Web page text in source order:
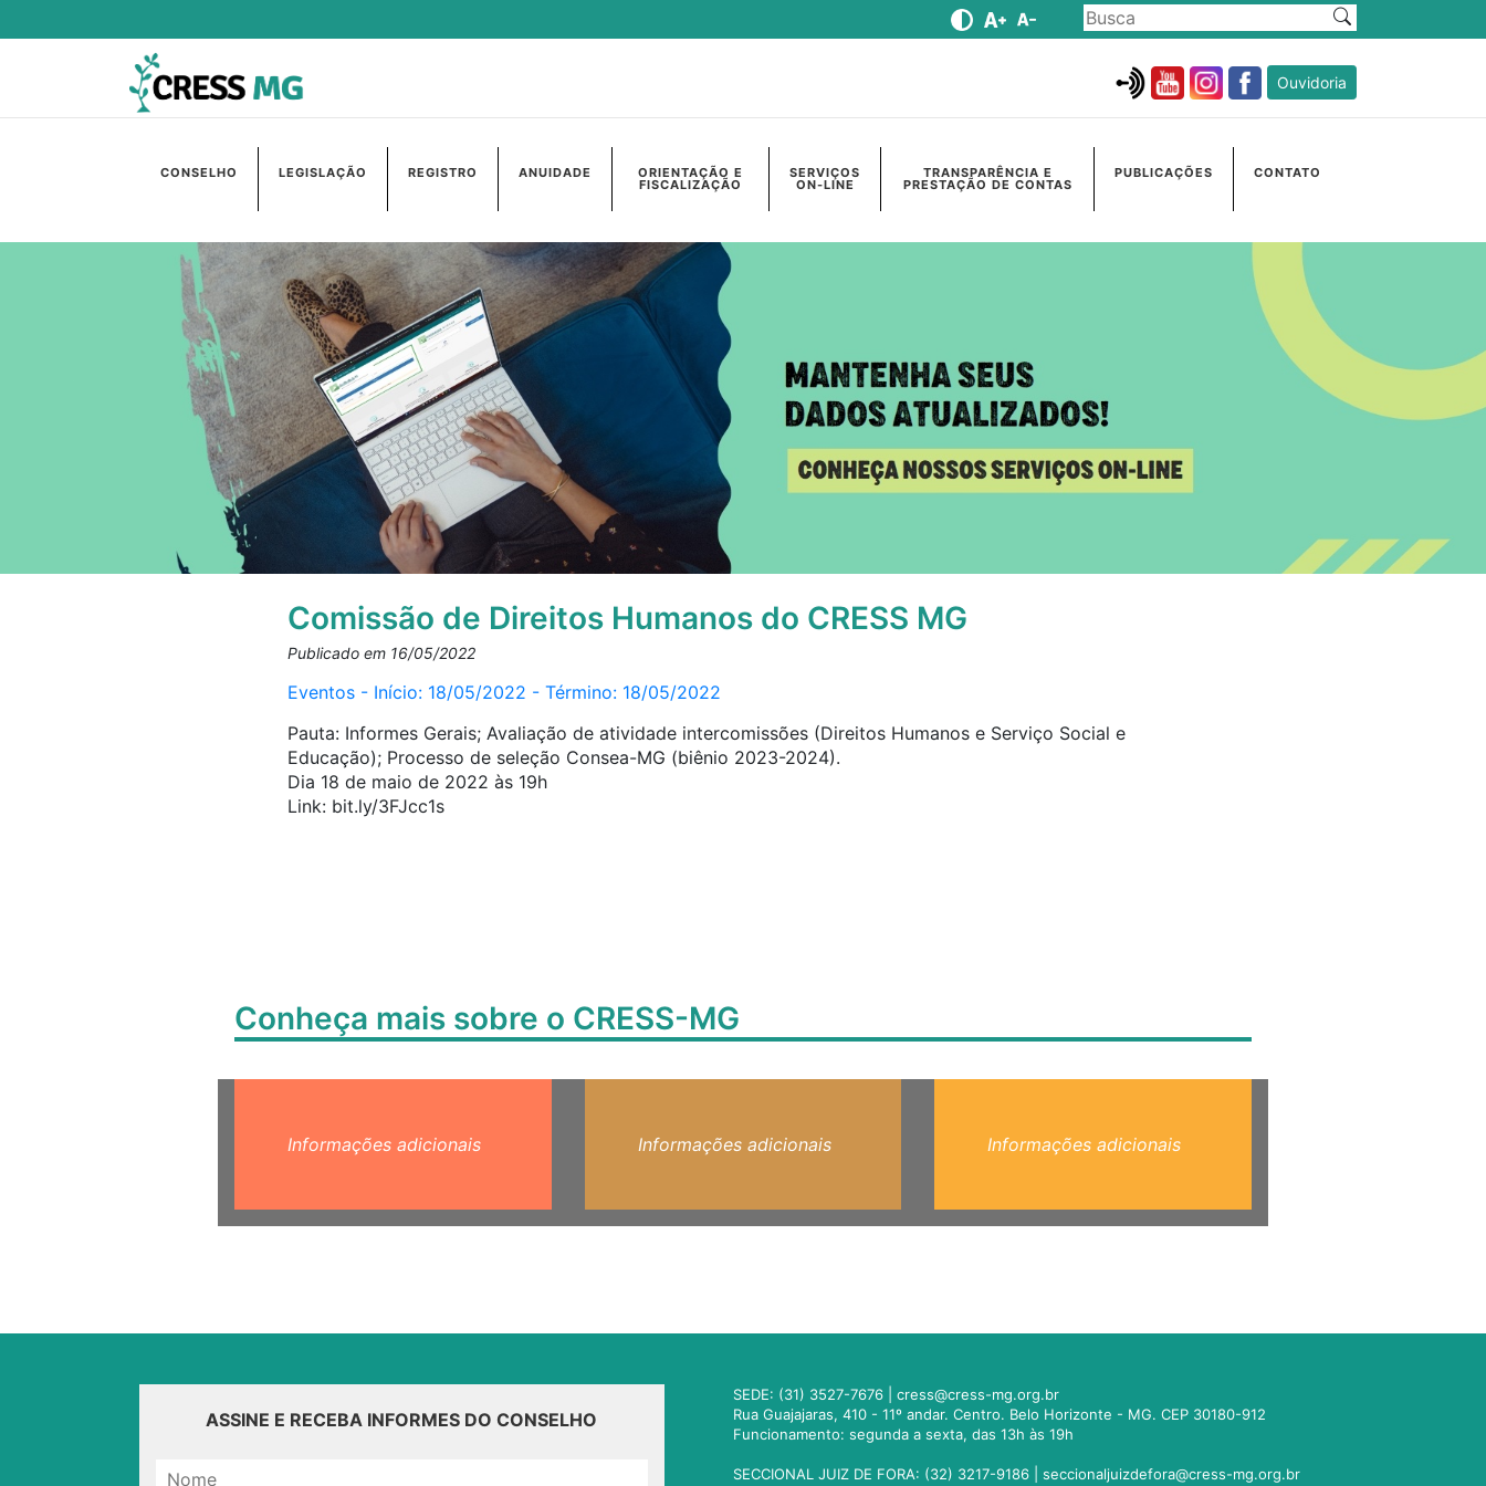
Ouvidoria
CONSELHO LEGISLAÇÃO REGISTRO ANUIDADE ORIENTAÇÃO E
FISCALIZAÇÃO
SERVIÇOS
ON-LINE
TRANSPARÊNCIA E
PRESTAÇÃO DE CONTAS
PUBLICAÇÕES CONTATO
Comissão de Direitos Humanos do CRESS MG
Publicado em 16/05/2022
Eventos - Início: 18/05/2022 - Término: 18/05/2022
Pauta: Informes Gerais; Avaliação de atividade intercomissões (Direitos Humanos e Serviço Social e
Educação); Processo de seleção Consea-MG (biênio 2023-2024).
Dia 18 de maio de 2022 às 19h
Link: bit.ly/3FJcc1s
Conheça mais sobre o CRESS-MG
Informações adicionais Informações adicionais Informações adicionais
ASSINE E RECEBA INFORMES DO CONSELHO
SEDE: (31) 3527-7676 |cress@cress-mg.org.br
Rua Guajajaras, 410 - 11º andar. Centro. Belo Horizonte - MG. CEP 30180-912
Funcionamento: segunda a sexta, das 13h às 19h
SECCIONAL JUIZ DE FORA: (32) 3217-9186 |seccionaljuizdefora@cress-mg.org.br